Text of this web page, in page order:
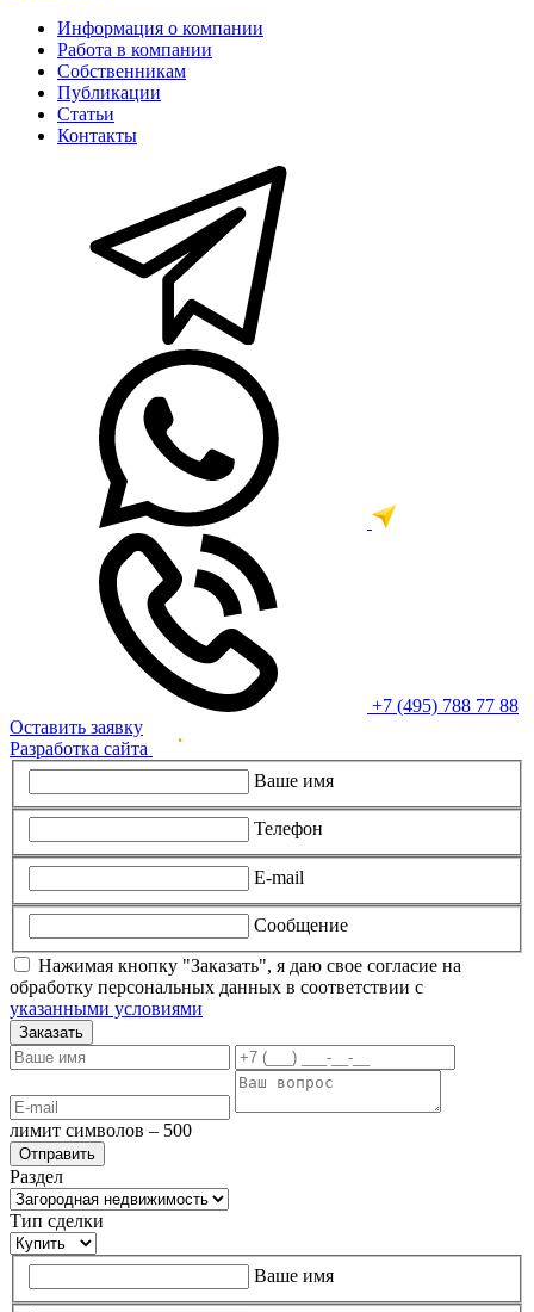
Информация о компании
Работа в компании
Собственникам
Публикации
Статьи
Контакты
+7 (495) 788 77 88
Оставить заявку
Разработка сайта
Ваше имя
Телефон
E-mail
Сообщение
Нажимая кнопку "Заказать", я даю свое согласие на
обработку персональных данных в соответствии с
указанными условиями
Заказать
лимит символов – 500
Раздел
Тип сделки
Ваше имя